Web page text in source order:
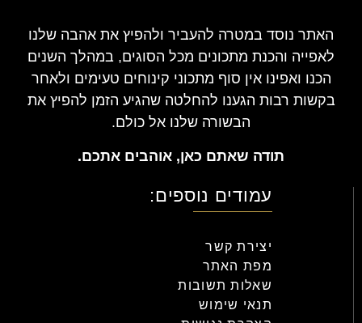
האתר נוסד במטרה להעביר ולהפיץ את אהבה שלנו
לאפייה והכנת מתכונים מכל הסוגים, במהלך השנים
הכנו ואפינו אין סוף מתכוני קינוחים טעימים ולאחר
בקשות רבות הגענו להחלטה שהגיע הזמן להפיץ את
הבשורה שלנו אל כולם.
תודה שאתם כאן, אוהבים אתכם.
עמודים נוספים:
יצירת קשר
מפת האתר
שאלות תשובות
תנאי שימוש